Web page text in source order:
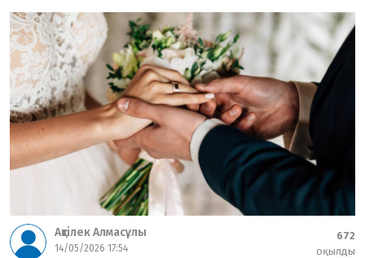
Ақтілек Алмасұлы
14/05/2026 17:54
672
оқылды